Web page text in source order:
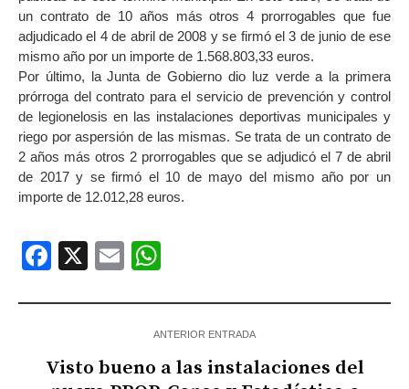
un contrato de 10 años más otros 4 prorrogables que fue
adjudicado el 4 de abril de 2008 y se firmó el 3 de junio de ese
mismo año por un importe de 1.568.803,33 euros.
Por último, la Junta de Gobierno dio luz verde a la primera
prórroga del contrato para el servicio de prevención y control
de legionelosis en las instalaciones deportivas municipales y
riego por aspersión de las mismas. Se trata de un contrato de
2 años más otros 2 prorrogables que se adjudicó el 7 de abril
de 2017 y se firmó el 10 de mayo del mismo año por un
importe de 12.012,28 euros.
Facebook
X Email
ANTERIOR ENTRADA
Visto bueno a las instalaciones del